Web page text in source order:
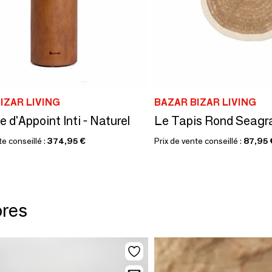
LIVING
d'Appoint Inti - Naturel
conseillé : 374,95 €
BAZAR BIZAR LIVING
Prix de vente conseillé : 87,95